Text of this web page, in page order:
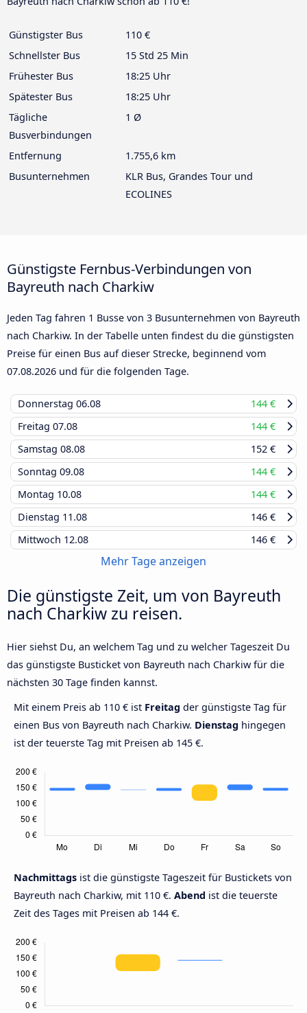
Günstigster Bus
110 €
Schnellster Bus
15 Std 25 Min
Frühester Bus
18:25 Uhr
Spätester Bus
18:25 Uhr
Tägliche
Busverbindungen
1 Ø
Entfernung
1.755,6 km
Busunternehmen
KLR Bus, Grandes Tour und
ECOLINES
Günstigste Fernbus-Verbindungen von
Bayreuth nach Charkiw
Jeden Tag fahren 1 Busse von 3 Busunternehmen von Bayreuth
nach Charkiw. In der Tabelle unten findest du die günstigsten
Preise für einen Bus auf dieser Strecke, beginnend vom
07.08.2026 und für die folgenden Tage.
Donnerstag 06.08
144 €
Freitag 07.08
144 €
Samstag 08.08
152 €
Sonntag 09.08
144 €
Montag 10.08
144 €
Dienstag 11.08
146 €
Mittwoch 12.08 146 €
Mehr Tage anzeigen
Die günstigste Zeit, um von Bayreuth
nach Charkiw zu reisen.
Hier siehst Du, an welchem Tag und zu welcher Tageszeit Du
das günstigste Busticket von Bayreuth nach Charkiw für die
nächsten 30 Tage finden kannst.
Mit einem Preis ab 110 € ist Freitag der günstigste Tag für
einen Bus von Bayreuth nach Charkiw. Dienstag hingegen
ist der teuerste Tag mit Preisen ab 145 €.
Nachmittags ist die günstigste Tageszeit für Bustickets von
Bayreuth nach Charkiw, mit 110 €. Abend ist die teuerste
Zeit des Tages mit Preisen ab 144 €.